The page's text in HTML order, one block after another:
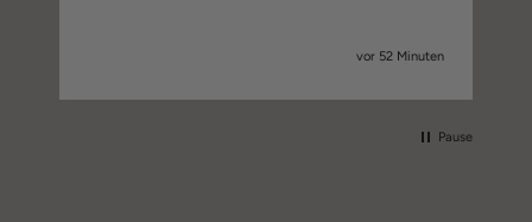
vor 52 Minuten
Pause